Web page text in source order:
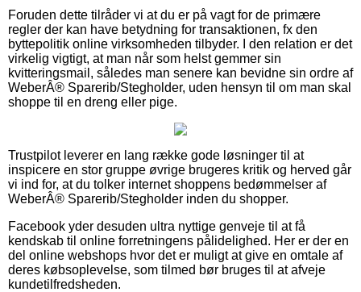
Foruden dette tilråder vi at du er på vagt for de primære
regler der kan have betydning for transaktionen, fx den
byttepolitik online virksomheden tilbyder. I den relation er det
virkelig vigtigt, at man når som helst gemmer sin
kvitteringsmail, således man senere kan bevidne sin ordre af
WeberÂ® Sparerib/Stegholder, uden hensyn til om man skal
shoppe til en dreng eller pige.
Trustpilot leverer en lang række gode løsninger til at
inspicere en stor gruppe øvrige brugeres kritik og herved går
vi ind for, at du tolker internet shoppens bedømmelser af
WeberÂ® Sparerib/Stegholder inden du shopper.
Facebook yder desuden ultra nyttige genveje til at få
kendskab til online forretningens pålidelighed. Her er der en
del online webshops hvor det er muligt at give en omtale af
deres købsoplevelse, som tilmed bør bruges til at afveje
kundetilfredsheden.